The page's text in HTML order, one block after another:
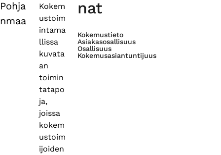
Pohja
nmaa
Kokem
ustoim
intama
llissa
kuvata
an
toimin
tatapo
ja,
joissa
kokem
ustoim
ijoiden
nat
Kokemustieto
Asiakasosallisuus
Osallisuus
Kokemusasiantuntijuus